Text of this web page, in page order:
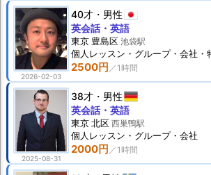
2026-02-03
40才 男性
2500円
英会話・英語
東京 豊島区 池袋駅
個人 レッスン ・グループ・会社・
2025-08-31
38才 男性
2000円
英会話・英語
東京 北区 西巣鴨駅
個人 レッスン ・グループ・会社